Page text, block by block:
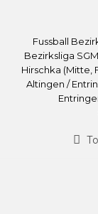
Fussball
Bezirksliga
Hirschka (Mitte,
Altingen /